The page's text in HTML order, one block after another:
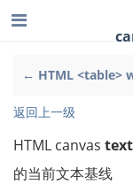
← HTML <table>
返回上一级
HTML canvas
的当前文本基线